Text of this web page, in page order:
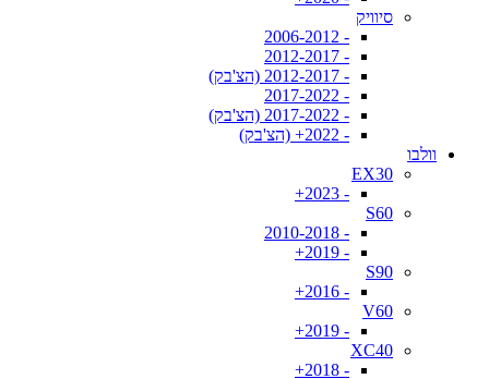
סיוויק
- 2006-2012
- 2012-2017
- 2012-2017 (הצ'בק)
- 2017-2022
- 2017-2022 (הצ'בק)
- 2022+ (הצ'בק)
וולבו
EX30
- 2023+
S60
- 2010-2018
- 2019+
S90
- 2016+
V60
- 2019+
XC40
- 2018+